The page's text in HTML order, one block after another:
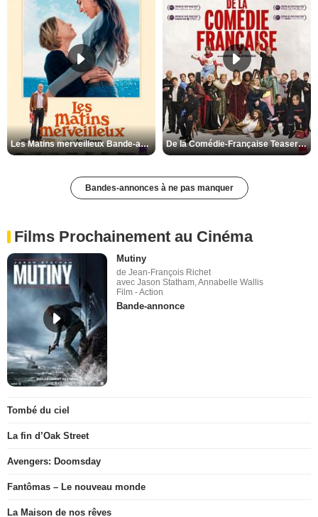
Les Matins merveilleux Bande-annonce VF De la Comédie-Française Teaser VF
Bandes-annonces à ne pas manquer
Films Prochainement au Cinéma
Mutiny
de Jean-François Richet
avec Jason Statham, Annabelle Wallis
Film - Action
Bande-annonce
Tombé du ciel
La fin d’Oak Street
Avengers: Doomsday
Fantômas – Le nouveau monde
La Maison de nos rêves